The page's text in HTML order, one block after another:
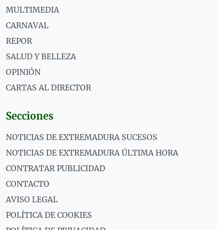
MULTIMEDIA
CARNAVAL
REPOR
SALUD Y BELLEZA
OPINIÓN
CARTAS AL DIRECTOR
Secciones
NOTICIAS DE EXTREMADURA SUCESOS
NOTICIAS DE EXTREMADURA ÚLTIMA HORA
CONTRATAR PUBLICIDAD
CONTACTO
AVISO LEGAL
POLÍTICA DE COOKIES